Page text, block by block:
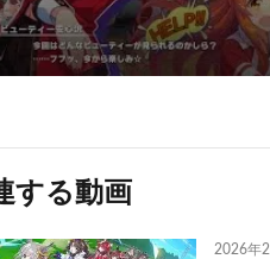
する動画
2026年